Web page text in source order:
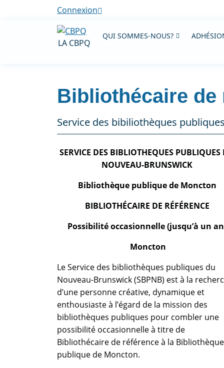
Connexion
LA CBPQ
QUI SOMMES-NOUS?
Bibliothécaire de
Service des bibiliothèques
SERVICE DES BIBLIOTHEQUES PUBLIQUES
NOUVEAU-BRUNSWICK
Bibliothèque publique de Moncton
BIBLIOTHÉCAIRE DE RÉFÉRENCE
Possibilité occasionnelle (jusqu’à un
Moncton
Le Service des bibliothèques publiques du
Nouveau-Brunswick (SBPNB) est à la
d’une personne créative, dynamique et
enthousiaste à l’égard de la mission des
bibliothèques publiques pour combler une
possibilité occasionnelle à titre de
Bibliothécaire de référence à la Bibliothèque
publique de Moncton.